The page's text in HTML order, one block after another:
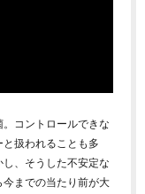
コントロールできな
扱われることも多
、そうした不安定な
までの当たり前が大